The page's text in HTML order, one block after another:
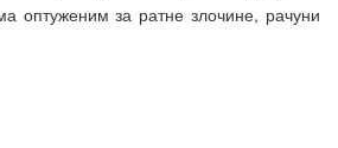
оптуженим за ратне злочине, рачуни